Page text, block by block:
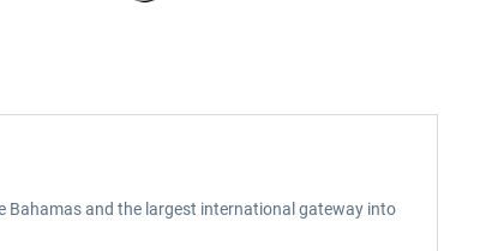
Bahamas and the largest international gateway into